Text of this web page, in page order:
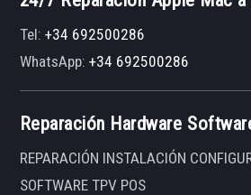
Tel:+34 692500286
WhatsApp:+34 692500286
Reparación Hardware
REPARACIÓN INSTALACIÓN
SOFTWARE TPV POS